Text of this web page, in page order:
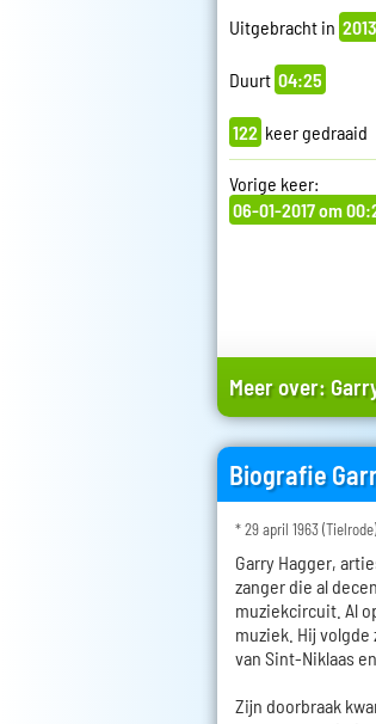
Uitgebracht in 2013
Duurt 04:25
122 keer gedraaid
Vorige keer:
06-01-2017 om
Meer over:
Biografie
* 29 april 1963 (Tielrode)
Garry Hagger,
zanger die al
muziekcircuit. Al
muziek. Hij
van Sint-Niklaas
Zijn doorbraak